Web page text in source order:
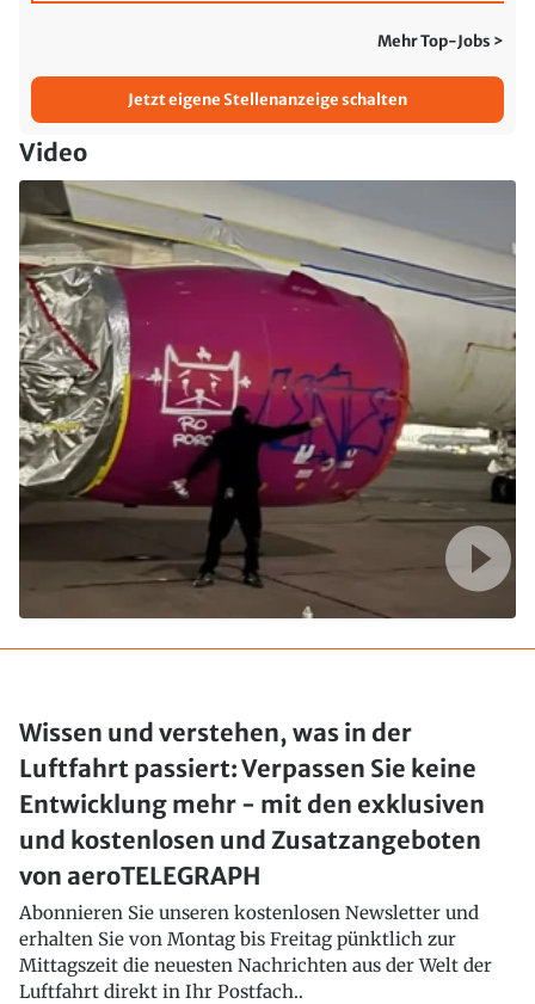
Mehr Top-Jobs >
Jetzt eigene Stellenanzeige schalten
Video
Wissen und verstehen, was in der
Luftfahrt passiert: Verpassen Sie keine
Entwicklung mehr - mit den exklusiven
und kostenlosen und Zusatzangeboten
von aeroTELEGRAPH
Abonnieren Sie unseren kostenlosen Newsletter und
erhalten Sie von Montag bis Freitag pünktlich zur
Mittagszeit die neuesten Nachrichten aus der Welt der
Luftfahrt direkt in Ihr Postfach..